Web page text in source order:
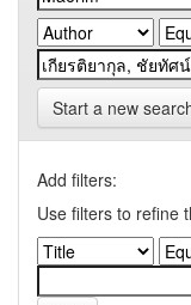
Start a new
Add filters:
Use filters to refine